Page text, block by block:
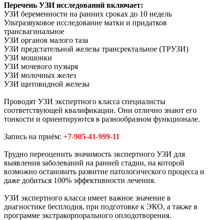
Перечень УЗИ исследований включает:
УЗИ беременности на ранних сроках до 10 недель
Ультразвуковое исследование матки и придатков
трансвагинальное
УЗИ органов малого таза
УЗИ предстательной железы трансректальное (ТРУЗИ)
УЗИ мошонки
УЗИ мочевого пузыря
УЗИ молочных желез
УЗИ щитовидной железы
Проводят УЗИ экспертного класса специалисты
соответствующей квалификации. Они отлично знают его
тонкости и ориентируются в разнообразном функционале.
Запись на приём: +7-905-41-999-11
Трудно переоценить значимость экспертного УЗИ для
выявления заболеваний на ранней стадии, на которой
возможно остановить развитие патологического процесса и
даже добиться 100% эффективности лечения.
УЗИ экспертного класса имеет важное значение в
диагностике бесплодия, при подготовке к ЭКО, а также в
программе экстракорпорального оплодотворения.